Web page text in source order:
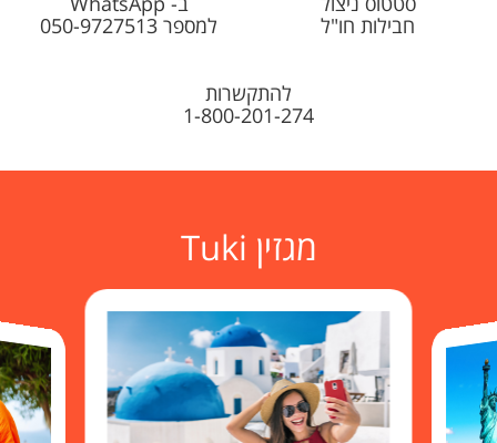
חבילות חו"ל
למספר 050-9727513
להתקשרות
1-800-201-274
מגזין Tuki